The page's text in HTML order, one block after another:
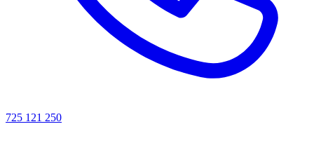
725 121 250